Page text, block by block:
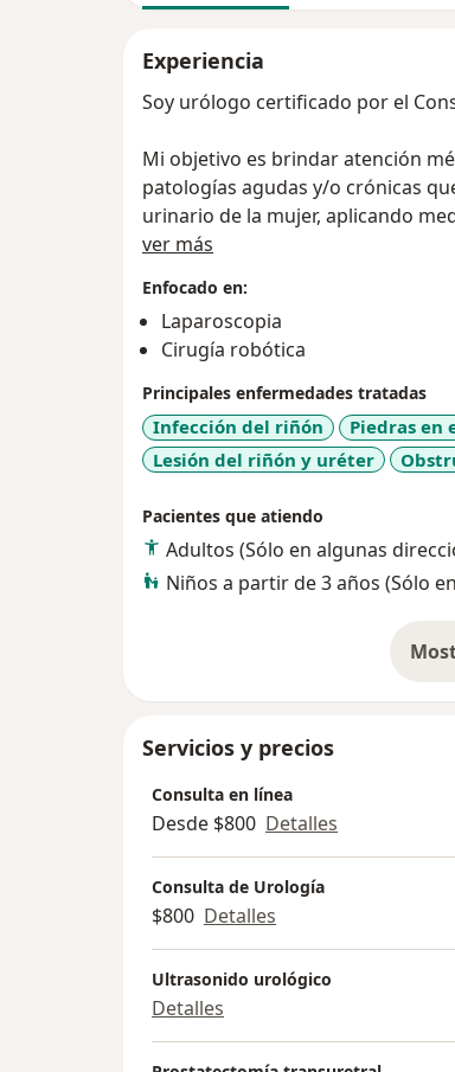
Experiencia
Soy urólogo certificado por el
Mi objetivo es brindar atención
patologías agudas y/o crónicas
urinario de la mujer, aplicando
de rehabilitación necesarias;
Estoy capacitado para realizar
de cirugía clásica abierta,
mínimamente invasiva), logrando
seguridad y eficacia.
ver más
Enfocado en:
Laparoscopia
Cirugía robótica
Principales enfermedades tratadas
Infección del riñón Piedras en
Lesión del riñón y uréter
Pacientes que atiendo
Adultos (Sólo en algunas
Niños a partir de 3 años (Sólo
Servicios y precios
Consulta en línea
Desde $800 Detalles
Consulta de Urología
$800 Detalles
Ultrasonido urológico
Detalles